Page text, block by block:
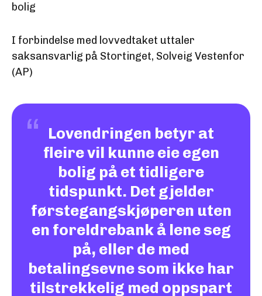
bolig
I forbindelse med lovvedtaket uttaler
saksansvarlig på Stortinget, Solveig Vestenfor
(AP)
Lovendringen betyr at
fleire vil kunne eie egen
bolig på et tidligere
tidspunkt. Det gjelder
førstegangskjøperen uten
en foreldrebank å lene seg
på, eller de med
betalingsevne som ikke har
tilstrekkelig med oppspart